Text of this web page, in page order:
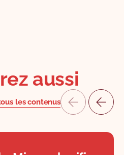
aussi
les contenus